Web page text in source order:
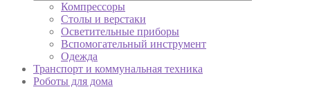
Компрессоры
Столы и верстаки
Осветительные приборы
Вспомогательный инструмент
Одежда
Транспорт и коммунальная техника
Роботы для дома